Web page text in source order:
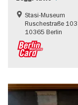
Stasi-Museum
Ruschestraße 103
10365 Berlin